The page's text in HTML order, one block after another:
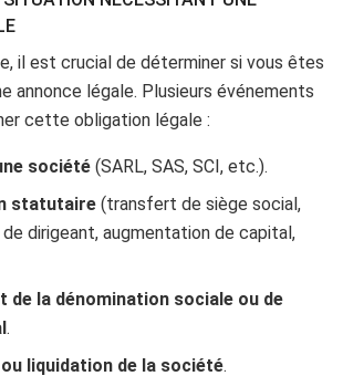
il est crucial de déterminer si vous êtes
annonce légale. Plusieurs événements
cette obligation légale :
société (SARL, SAS, SCI, etc.).
statutaire (transfert de siège social,
dirigeant, augmentation de capital,
de la dénomination sociale ou de
.
liquidation de la société.